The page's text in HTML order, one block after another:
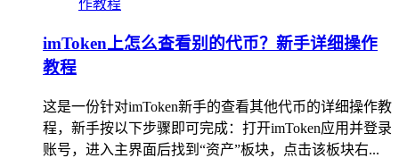
imToken上怎么查看别的代币？新手详细操作
教程
这是一份针对imToken新手的查看其他代币的详细操作教
程，新手按以下步骤即可完成：打开imToken应用并登录
账号，进入主界面后找到“资产”板块，点击该板块右...